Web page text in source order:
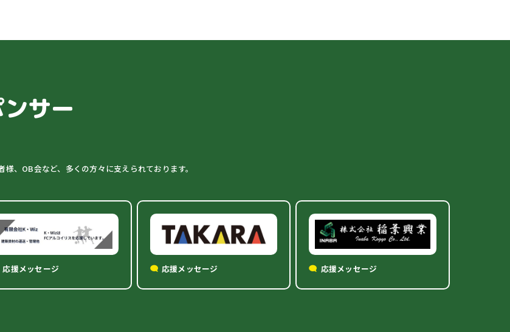
サー
、OB会など、多くの方々に支えられております。
応援メッセージ 応援メッセージ 応援メッセージ